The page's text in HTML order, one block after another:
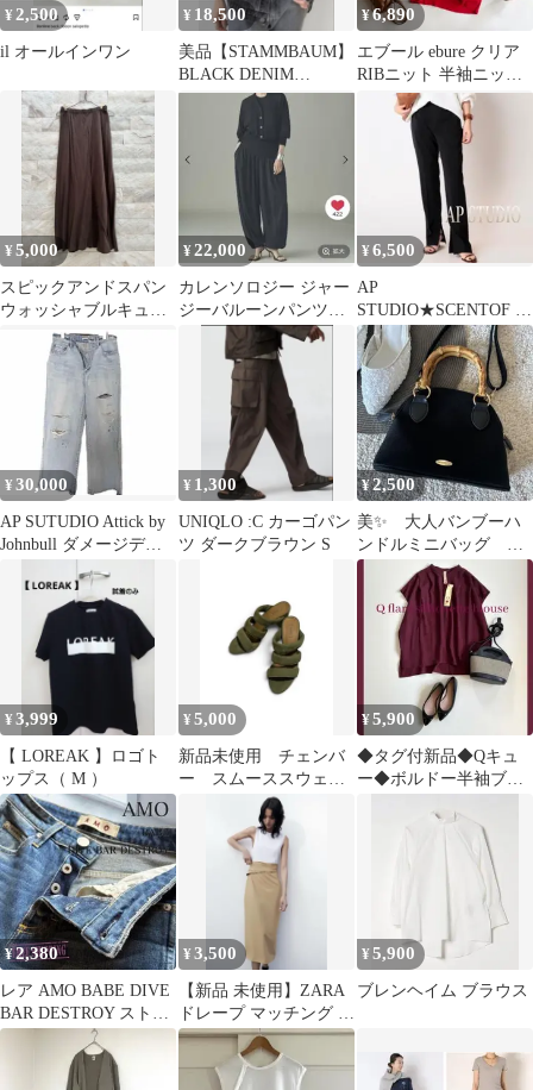
¥2,500
il オールインワン
¥ 18,500
美品【STAMMBAUM】
BLACK DENIM
JACKET
¥6,890
エブール ebure クリア
RIBニット 半袖ニット
赤 レッド リブニット
¥5,000
スピックアンドスパン
ウォッシャブルキュプ
ラフレアスカート 36
¥22,000
カレンソロジー ジャー
ジーバルーンパンツ
ブラック
¥6,500
AP
STUDIO★SCENTOF イ
ンサイドスリットパン
ツ Deuxieme
¥ 30,000
AP SUTUDIO Attick by
Johnbull ダメージデニ
¥ 1,300
UNIQLO :C カーゴパン
ツ ダークブラウン S
¥2,500
美✨ 大人バンブーハ
ンドルミニバッグ キ
ャンパスバッグ 黒
3wayバッグ
¥3,999
【 LOREAK 】ロゴト
ップス（ M ）
¥5,000
新品未使用 チェンバ
ー スムーススウェー
ド素材 カーキのサン
¥5,900
◆タグ付新品◆Qキュ
ー◆ボルドー半袖ブラ
◆フレア◆ゆったり
¥2,380
レア AMO BABE DIVE
BAR DESTROY ストレ
ートデニム 23
¥3,500
【新品 未使用】ZARA
ドレープ マッチング ワ
ンピースSキャメル/ホ
¥5,900
ブレンヘイム ブラウス